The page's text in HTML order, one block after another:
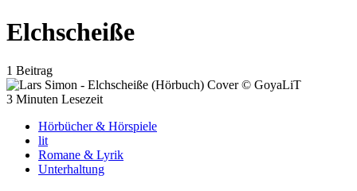
Elchscheiße
1 Beitrag
3 Minuten Lesezeit
Hörbücher & Hörspiele
lit
Romane & Lyrik
Unterhaltung